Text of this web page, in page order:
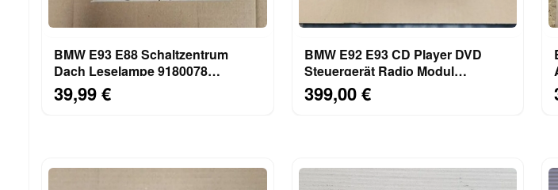
BMW E93 E88 Schaltzentrum
Dach Leselampe 9180078
Innenleuchte SOS Airbag Off
39,99 €
BMW E92 E93 CD Player DVD
Steuergerät Radio Modul
Navigation 9185536 UK Version
399,00 €